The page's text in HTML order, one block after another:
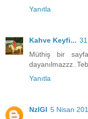
Yanıtla
Kahve Keyfi...
Müthiş bir
Yanıtla
NzlGl 5 Nisan